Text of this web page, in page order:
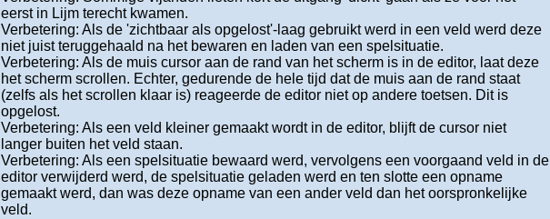
eerst in Lijm terecht kwamen.
Verbetering: Als de 'zichtbaar als opgelost'-laag gebruikt werd in een veld werd deze
niet juist teruggehaald na het bewaren en laden van een spelsituatie.
Verbetering: Als de muis cursor aan de rand van het scherm is in de editor, laat deze
het scherm scrollen. Echter, gedurende de hele tijd dat de muis aan de rand staat
(zelfs als het scrollen klaar is) reageerde de editor niet op andere toetsen. Dit is
opgelost.
Verbetering: Als een veld kleiner gemaakt wordt in de editor, blijft de cursor niet
langer buiten het veld staan.
Verbetering: Als een spelsituatie bewaard werd, vervolgens een voorgaand veld in de
editor verwijderd werd, de spelsituatie geladen werd en ten slotte een opname
gemaakt werd, dan was deze opname van een ander veld dan het oorspronkelijke
veld.